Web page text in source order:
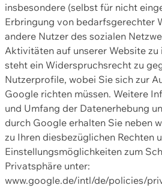
insbesondere (selbst für nicht
Erbringung von bedarfsgerechter
andere Nutzer des sozialen
Aktivitäten auf unserer Website zu
steht ein Widerspruchsrecht zu
Nutzerprofile, wobei Sie sich zur
Google richten müssen. Weitere
und Umfang der Datenerhebung
durch Google erhalten Sie neben
zu Ihren diesbezüglichen Rechten
Einstellungsmöglichkeiten zum
Privatsphäre unter:
www.google.de/intl/de/policies/